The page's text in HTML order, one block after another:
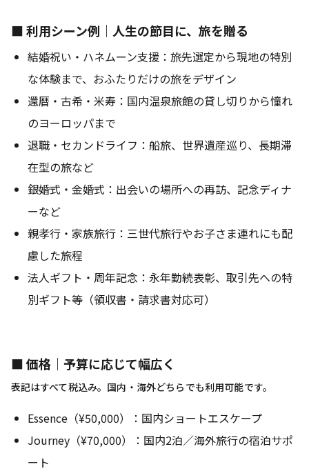
■ 利用シーン例｜人生の節目に、旅を贈る
結婚祝い・ハネムーン支援：旅先選定から現地の特別
な体験まで、おふたりだけの旅をデザイン
還暦・古希・米寿：国内温泉旅館の貸し切りから憧れ
のヨーロッパまで
退職・セカンドライフ：船旅、世界遺産巡り、長期滞
在型の旅など
銀婚式・金婚式：出会いの場所への再訪、記念ディナ
ーなど
親孝行・家族旅行：三世代旅行やお子さま連れにも配
慮した旅程
法人ギフト・周年記念：永年勤続表彰、取引先への特
別ギフト等（領収書・請求書対応可）
■ 価格｜予算に応じて幅広く
表記はすべて税込み。国内・海外どちらでも利用可能です。
Essence（¥50,000）：国内ショートエスケープ
Journey（¥70,000）：国内2泊／海外旅行の宿泊サポ
ート